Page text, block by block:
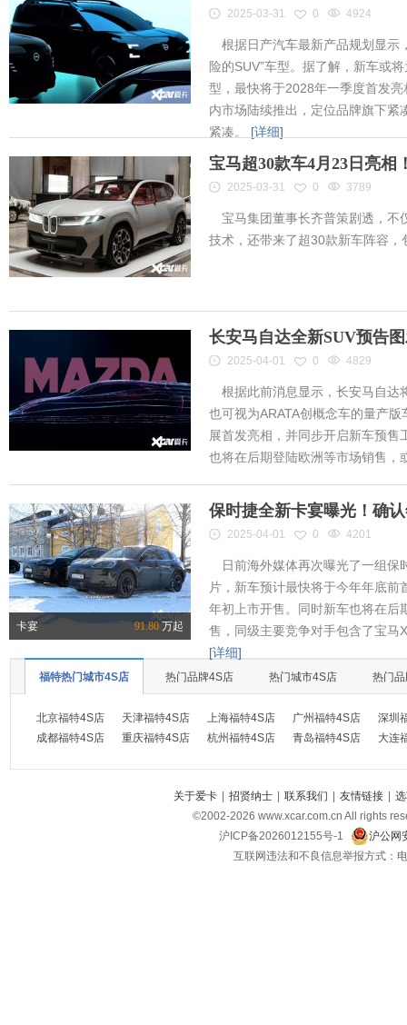
2025-03-31 0 4924
根据日产汽车最新产品规划显示
险的SUV”车型。据了解，新车或
型，最快将于2028年一季度首发
内市场陆续推出，定位品牌旗下紧
紧凑。 [详细]
宝马超30款车4月23日亮
2025-03-31 0 3789
宝马集团董事长齐普策剧透，不
技术，还带来了超30款新车阵容
长安马自达全新SUV预告
2025-04-01 0 4829
根据此前消息显示，长安马自达
也可视为ARATA创概念车的量产
展首发亮相，并同步开启新车预售
也将在后期登陆欧洲等市场销售，
卡宴 91.80万起
保时捷全新卡宴曝光！确
2025-04-01 0 4201
日前海外媒体再次曝光了一组保
片，新车预计最快将于今年年底
年初上市开售。同时新车也将在后
售，同级主要竞争对手包含了宝马
[详细]
福特热门城市4S店 热门品牌4S店 热门城市4S店 热门
北京福特4S店 天津福特4S店 上海福特4S店 广州福特4S店
深圳
成都福特4S店
重庆福特4S店 杭州福特4S店 青岛福特4S店 大连
关于爱卡 | 招贤纳士 | 联系我们 | 友情链接 |
©2002-2026 www.xcar.com.cn All rights
沪ICP备2026012155号-1
沪公网
互联网违法和不良信息举报方式：